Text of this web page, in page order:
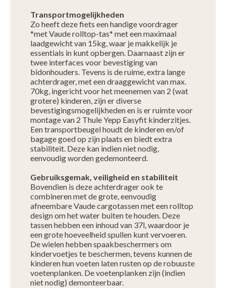
Transportmogelijkheden
Zo heeft deze fiets een handige voordrager
*met Vaude rolltop-tas* met een maximaal
laadgewicht van 15kg, waar je makkelijk je
essentials in kunt opbergen. Daarnaast zijn er
twee interfaces voor bevestiging van
bidonhouders. Tevens is de ruime, extra lange
achterdrager, met een draaggewicht van max.
70kg, ingericht voor het meenemen van 2 (wat
grotere) kinderen, zijn er diverse
bevestigingsmogelijkheden en is er ruimte voor
montage van 2 Thule Yepp Easyfit kinderzitjes.
Een transportbeugel houdt de kinderen en/of
bagage goed op zijn plaats en biedt extra
stabiliteit. Deze kan indien niet nodig,
eenvoudig worden gedemonteerd.
Gebruiksgemak, veiligheid en stabiliteit
Bovendien is deze achterdrager ook te
combineren met de grote, eenvoudig
afneembare Vaude cargotassen met een rolltop
design om het water buiten te houden. Deze
tassen hebben een inhoud van 37l, waardoor je
een grote hoeveelheid spullen kunt vervoeren.
De wielen hebben spaakbeschermers om
kindervoetjes te beschermen, tevens kunnen de
kinderen hun voeten laten rusten op de robuuste
voetenplanken. De voetenplanken zijn (indien
niet nodig) demonteerbaar.